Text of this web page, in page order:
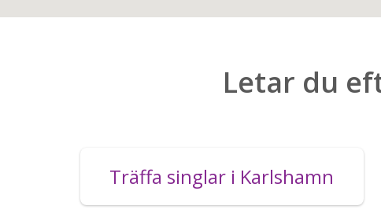
Letar du
Träffa singlar i Karlshamn